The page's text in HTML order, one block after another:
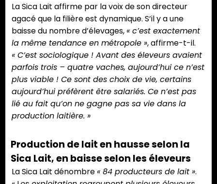
par
avion
vendredi
10 juin
2022.
(Photos
Sica Lait)
avion
vendredi
10 juin
2022.
(Photos
Sica Lait)
avion
vendredi
10 juin
2022.
(Photos
Sica Lait)
avion
vendredi
10 juin
2022.
(Photos
Sica Lait)
La Sica Lait affirme par la voix de son directeur
agacé que la filière est dynamique. S’il y a une
baisse du nombre d’élevages,« c’est exactement
la même tendance en métropole », affirme-t-il.
« C’est sociologique ! Avant des éleveurs avaient
parfois trois – quatre vaches, aujourd’hui ce n’est
plus viable ! Ce sont des choix de vie, certains
aujourd’hui préfèrent être salariés. Ce n’est pas
lié au fait qu’on ne gagne pas sa vie dans la
production laitière. »
Production de lait en hausse selon la
Sica Lait, en baisse selon les éleveurs
La Sica Lait dénombre« 84 producteurs de lait ».